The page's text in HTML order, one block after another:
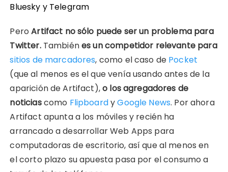
Bluesky y Telegram
PeroArtifact no sólo puede ser un problema para
Twitter.Tambiénes un competidor relevante para
sitios de marcadores, como el caso de Pocket
(que al menos es el que venía usando antes de la
aparición de Artifact),o los agregadores de
noticiascomo FlipboardyGoogle News. Por ahora
Artifact apunta a los móviles y recién ha
arrancado a desarrollar Web Apps para
computadoras de escritorio, así que al menos en
el corto plazo su apuesta pasa por el consumo a